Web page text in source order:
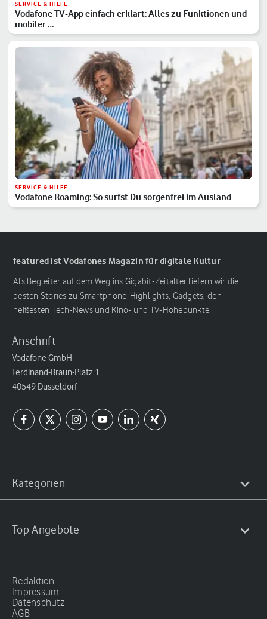
SERVICE & HILFE
Vodafone TV-App einfach erklärt: Alles zu Funktionen und
mobiler …
SERVICE & HILFE
Vodafone Roaming: So surfst Du sorgenfrei im Ausland
featured ist Vodafones Magazin für digitale Kultur
Als Begleiter auf dem Weg ins Gigabit-Zeitalter liefern wir die
besten Stories zu Smartphone-Highlights, Gadgets, den
heißesten Tech-News und Kino- und TV-Höhepunkte.
Anschrift
Vodafone GmbH
Ferdinand-Braun-Platz 1
40549 Düsseldorf
Kategorien
Top Angebote
Redaktion
Impressum
Datenschutz
AGB